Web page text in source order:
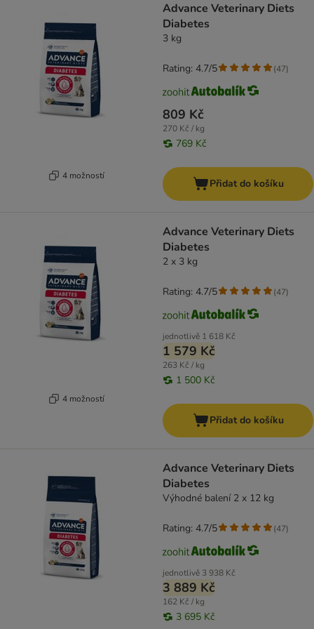
4 možností
Advance Veterinary Diets
Diabetes
3 kg
809 Kč
270 Kč / kg
769 Kč
Rating: 4.7/5 (47)
Přidat do košíku
4 možností
Advance Veterinary Diets
Diabetes
2 x 3 kg
jednotlivě 1 618 Kč
1 579 Kč
263 Kč / kg
1 500 Kč
Rating: 4.7/5 (47)
Přidat do košíku
Advance Veterinary Diets
Diabetes
Výhodné balení 2 x 12 kg
jednotlivě 3 938 Kč
3 889 Kč
162 Kč / kg
3 695 Kč
Rating: 4.7/5 (47)